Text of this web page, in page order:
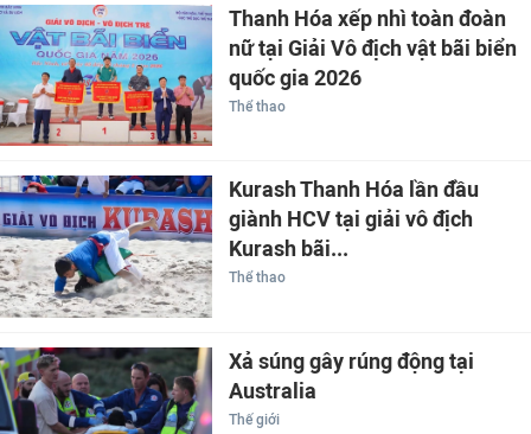
Thanh Hóa xếp nhì toàn đoàn
nữ tại Giải Vô địch vật bãi biển
quốc gia 2026
Thể thao
Kurash Thanh Hóa lần đầu
giành HCV tại giải vô địch
Kurash bãi...
Thể thao
Xả súng gây rúng động tại
Australia
Thế giới